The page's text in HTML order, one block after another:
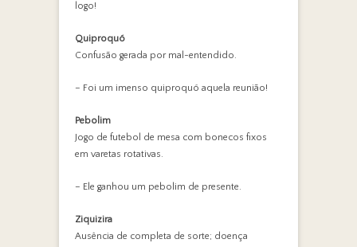
logo!
Quiproquó
Confusão gerada por mal-entendido.
– Foi um imenso quiproquó aquela reunião!
Pebolim
Jogo de futebol de mesa com bonecos fixos
em varetas rotativas.
– Ele ganhou um pebolim de presente.
Ziquizira
Ausência de completa de sorte; doença